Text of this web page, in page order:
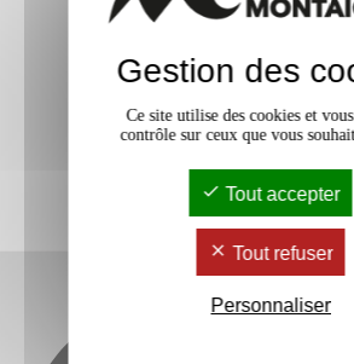
Gestion des
Ce site utilise des cookies et
contrôle sur ceux que vous
Tout accepter
Tout refuser
Personnaliser